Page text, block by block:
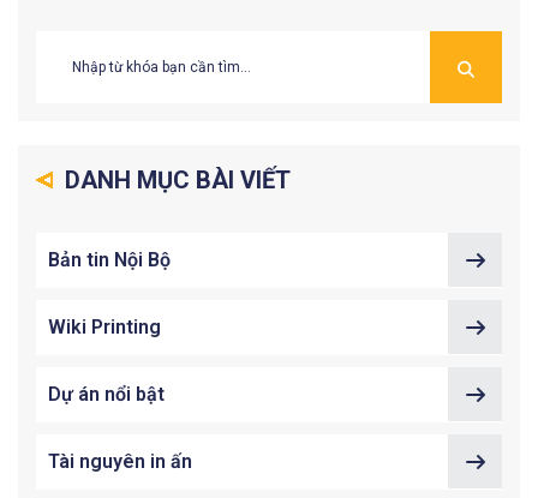
DANH MỤC BÀI VIẾT
Bản tin Nội Bộ
Wiki Printing
Dự án nổi bật
Tài nguyên in ấn